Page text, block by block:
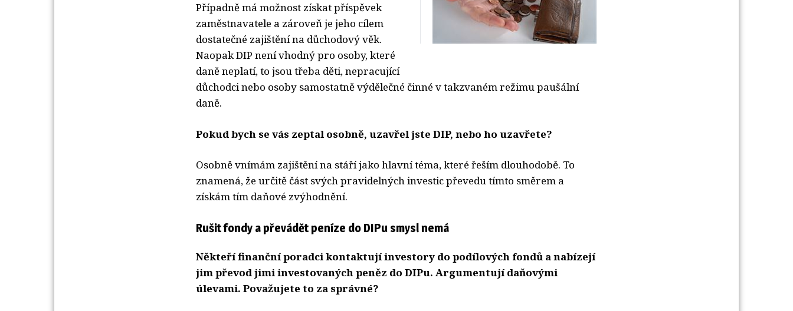
Případně má možnost získat příspěvek
zaměstnavatele a zároveň je jeho cílem
dostatečné zajištění na důchodový věk.
Naopak DIP není vhodný pro osoby, které
daně neplatí, to jsou třeba děti, nepracující
důchodci nebo osoby samostatně výdělečné činné v takzvaném režimu paušální
daně.
Pokud bych se vás zeptal osobně, uzavřel jste DIP, nebo ho uzavřete?
Osobně vnímám zajištění na stáří jako hlavní téma, které řeším dlouhodobě. To
znamená, že určitě část svých pravidelných investic převedu tímto směrem a
získám tím daňové zvýhodnění.
Rušit fondy a převádět peníze do DIPu smysl nemá
Někteří finanční poradci kontaktují investory do podílových fondů a nabízejí
jim převod jimi investovaných peněz do DIPu. Argumentují daňovými
úlevami. Považujete to za správné?